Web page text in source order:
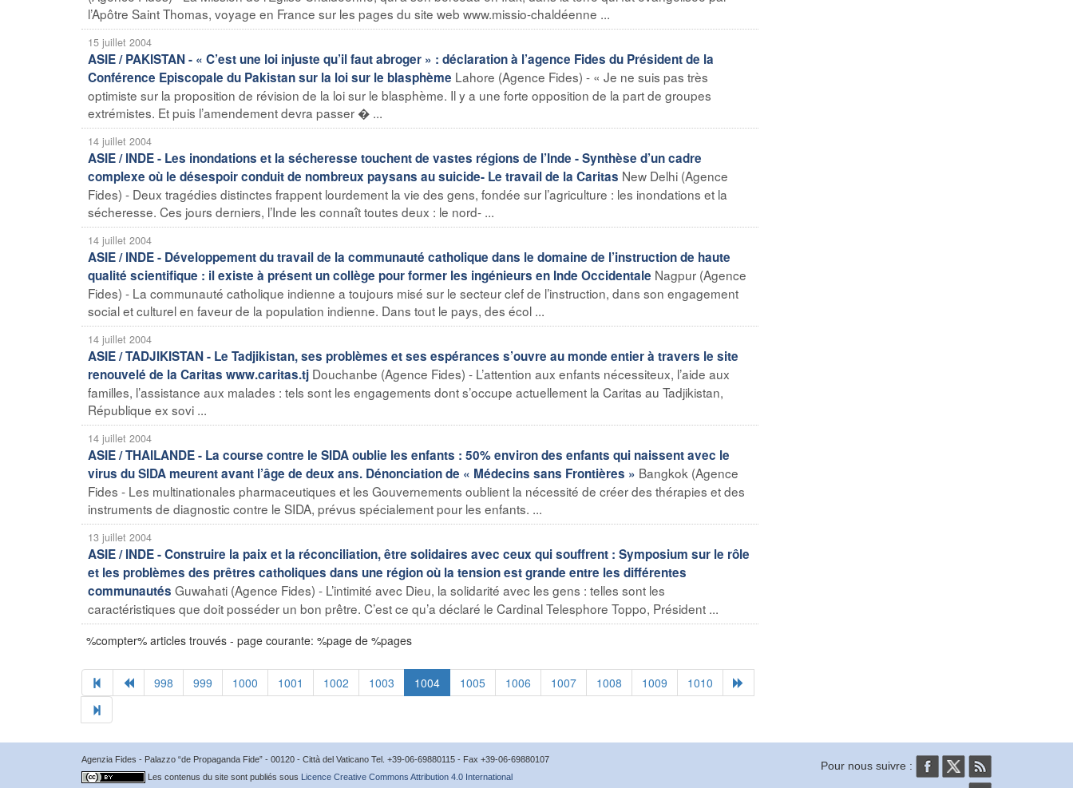
l’Apôtre Saint Thomas, voyage en France sur les pages du site web www.missio-chaldéenne ...
15 juillet 2004
ASIE / PAKISTAN - « C’est une loi injuste qu’il faut abroger » : déclaration à l’agence Fides du Président de la
Conférence Episcopale du Pakistan sur la loi sur le blasphème Lahore (Agence Fides) - « Je ne suis pas très
optimiste sur la proposition de révision de la loi sur le blasphème. Il y a une forte opposition de la part de groupes
extrémistes. Et puis l’amendement devra passer � ...
14 juillet 2004
ASIE / INDE - Les inondations et la sécheresse touchent de vastes régions de l’Inde - Synthèse d’un cadre
complexe où le désespoir conduit de nombreux paysans au suicide- Le travail de la Caritas New Delhi (Agence
Fides) - Deux tragédies distinctes frappent lourdement la vie des gens, fondée sur l’agriculture : les inondations et la
sécheresse. Ces jours derniers, l’Inde les connaît toutes deux : le nord- ...
14 juillet 2004
ASIE / INDE - Développement du travail de la communauté catholique dans le domaine de l’instruction de haute
qualité scientifique : il existe à présent un collège pour former les ingénieurs en Inde Occidentale Nagpur (Agence
Fides) - La communauté catholique indienne a toujours misé sur le secteur clef de l’instruction, dans son engagement
social et culturel en faveur de la population indienne. Dans tout le pays, des écol ...
14 juillet 2004
ASIE / TADJIKISTAN - Le Tadjikistan, ses problèmes et ses espérances s’ouvre au monde entier à travers le site
renouvelé de la Caritas www.caritas.tj Douchanbe (Agence Fides) - L’attention aux enfants nécessiteux, l’aide aux
familles, l’assistance aux malades : tels sont les engagements dont s’occupe actuellement la Caritas au Tadjikistan,
République ex sovi ...
14 juillet 2004
ASIE / THAILANDE - La course contre le SIDA oublie les enfants : 50% environ des enfants qui naissent avec le
virus du SIDA meurent avant l’âge de deux ans. Dénonciation de « Médecins sans Frontières » Bangkok (Agence
Fides - Les multinationales pharmaceutiques et les Gouvernements oublient la nécessité de créer des thérapies et des
instruments de diagnostic contre le SIDA, prévus spécialement pour les enfants. ...
13 juillet 2004
ASIE / INDE - Construire la paix et la réconciliation, être solidaires avec ceux qui souffrent : Symposium sur le rôle
et les problèmes des prêtres catholiques dans une région où la tension est grande entre les différentes
communautés Guwahati (Agence Fides) - L’intimité avec Dieu, la solidarité avec les gens : telles sont les
caractéristiques que doit posséder un bon prêtre. C’est ce qu’a déclaré le Cardinal Telesphore Toppo, Président ...
%compter% articles trouvés - page courante: %page de %pages
998 999 1000 1001 1002 1003 1004 1005 1006 1007 1008 1009 1010
Agenzia Fides - Palazzo “de Propaganda Fide” - 00120 - Città del Vaticano Tel. +39-06-69880115 - Fax +39-06-69880107
Les contenus du site sont publiés sous Licence Creative Commons Attribution 4.0 International
Pour nous suivre :